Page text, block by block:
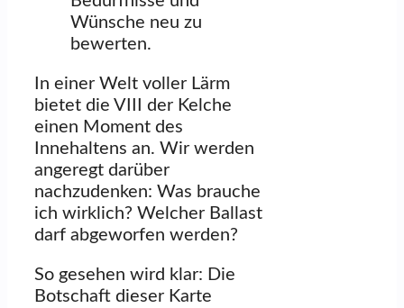
Wünsche neu zu
bewerten.
In einer Welt voller Lärm
bietet die VIII der Kelche
einen Moment des
Innehaltens an. Wir werden
angeregt darüber
nachzudenken: Was brauche
ich wirklich? Welcher Ballast
darf abgeworfen werden?
So gesehen wird klar: Die
Botschaft dieser Karte